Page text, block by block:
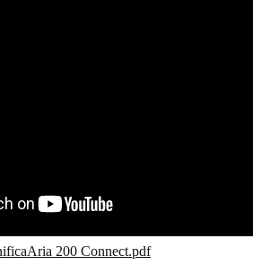
200 Connect.pdf